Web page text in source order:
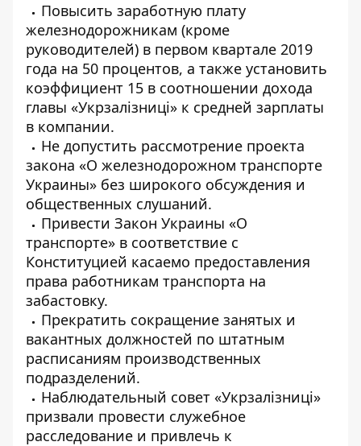
Повысить заработную плату
железнодорожникам (кроме
руководителей) в первом квартале 2019
года на 50 процентов, а также установить
коэффициент 15 в соотношении дохода
главы «Укрзалізниці» к средней зарплаты
в компании.
Не допустить рассмотрение проекта
закона «О железнодорожном транспорте
Украины» без широкого обсуждения и
общественных слушаний.
Привести Закон Украины «О
транспорте» в соответствие с
Конституцией касаемо предоставления
права работникам транспорта на
забастовку.
Прекратить сокращение занятых и
вакантных должностей по штатным
расписаниям производственных
подразделений.
Наблюдательный совет «Укрзалізниці»
призвали провести служебное
расследование и привлечь к